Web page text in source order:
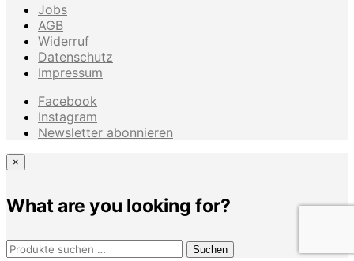
Jobs
AGB
Widerruf
Datenschutz
Impressum
Facebook
Instagram
Newsletter abonnieren
×
What are you looking for?
Suchen
Suchen